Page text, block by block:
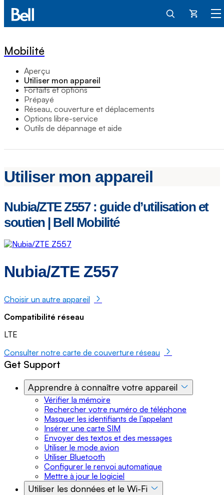
Panier
Mobilité
Aperçu
Utiliser mon appareil
Forfaits et options
Prépayé
Réseau, couverture et déplacements
Options libre-service
Outils de dépannage et aide
Utiliser mon appareil
Nubia/ZTE Z557 : guide d’utilisation et
soutien | Bell Mobilité
Nubia/ZTE Z557
Choisir un autre appareil
Compatibilité réseau
LTE
Consulter notre carte de couverture réseau
Get Support
Apprendre à connaître votre appareil
Vérifier la mémoire
Rechercher votre numéro de téléphone
Masquer les identifiants de l’appelant
Insérer une carte SIM
Envoyer des textos et des messages
Utiliser le mode avion
Utiliser Bluetooth
Configurer le renvoi automatique
Mettre à jour le logiciel
Utiliser les données et le Wi-Fi